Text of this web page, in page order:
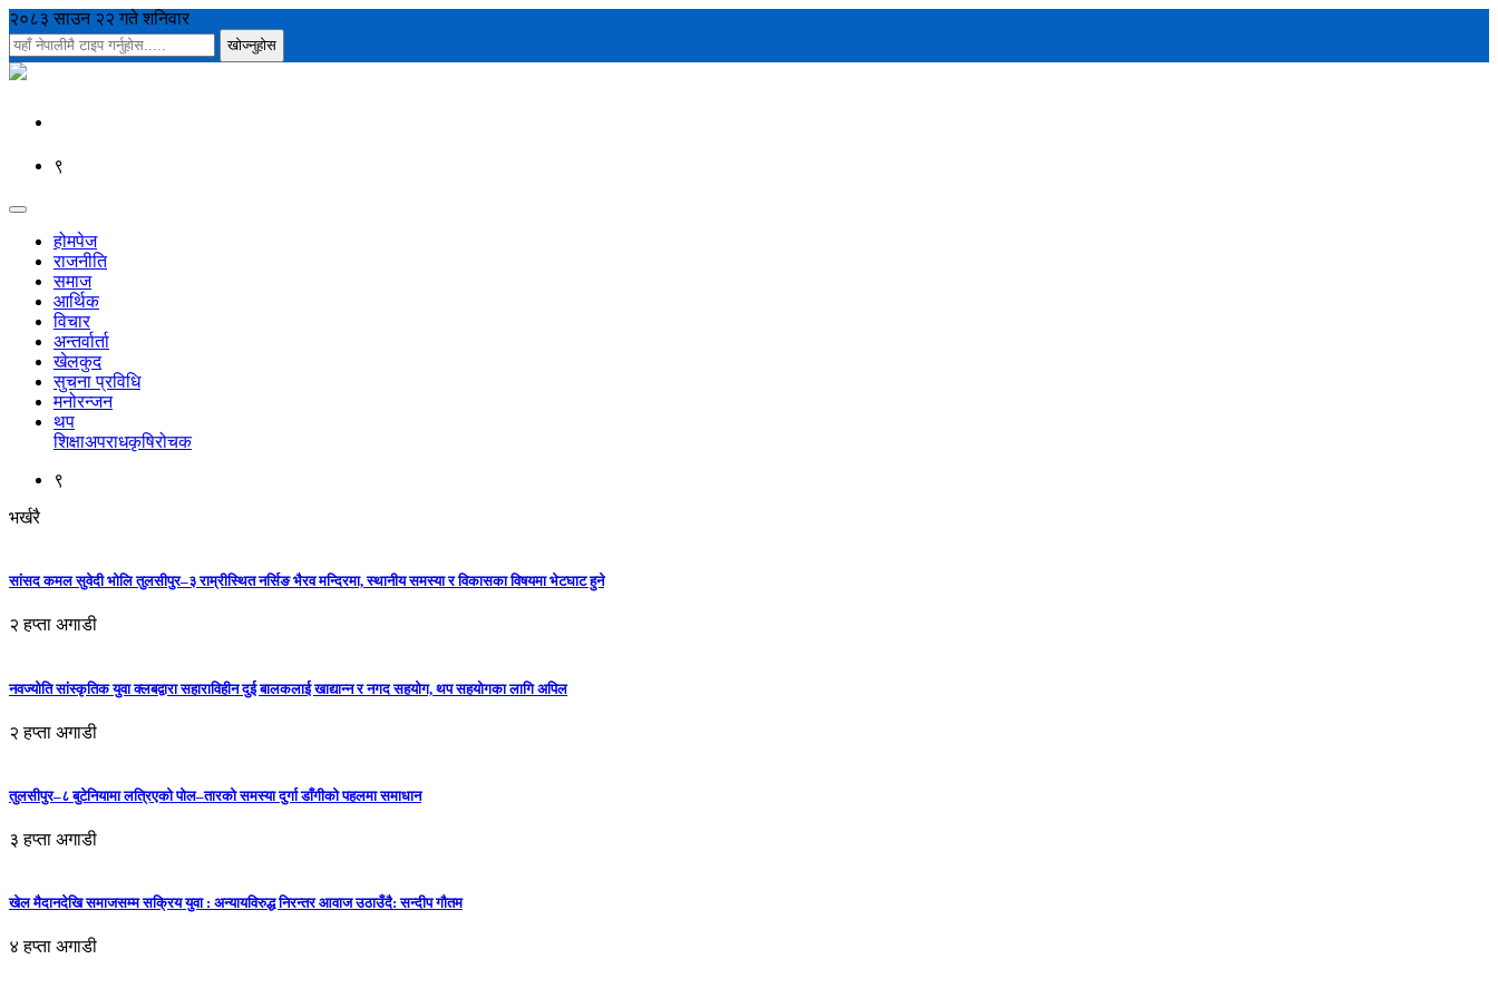
२०८३ साउन २२ गते शनिवार
९
होमपेज
राजनीति
समाज
आर्थिक
विचार
अन्तर्वार्ता
खेलकुद
सुचना प्रविधि
मनोरन्जन
थप
शिक्षाअपराधकृषिरोचक
९
भर्खरै
सांसद कमल सुवेदी भोलि तुलसीपुर–३ राम्रीस्थित नर्सिङ भैरव मन्दिरमा, स्थानीय समस्या र विकासका विषयमा भेटघाट हुने
२ हप्ता अगाडी
नवज्योति सांस्कृतिक युवा क्लबद्वारा सहाराविहीन दुई बालकलाई खाद्यान्न र नगद सहयोग, थप सहयोगका लागि अपिल
२ हप्ता अगाडी
तुलसीपुर–८ बुटेनियामा लत्रिएको पोल–तारको समस्या दुर्गा डाँगीको पहलमा समाधान
३ हप्ता अगाडी
खेल मैदानदेखि समाजसम्म सक्रिय युवा : अन्यायविरुद्ध निरन्तर आवाज उठाउँदै: सन्दीप गौतम
४ हप्ता अगाडी